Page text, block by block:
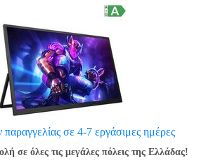
παραγγελίας σε 4-7 εργάσιμες ημέρες
σε όλες τις μεγάλες πόλεις της Ελλάδας!